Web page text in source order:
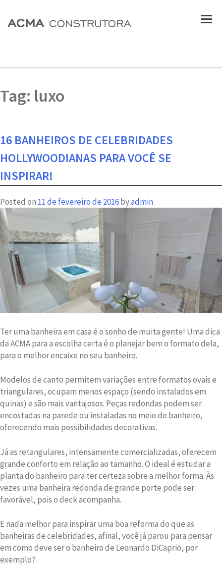
Tag: luxo
16 BANHEIROS DE CELEBRIDADES
HOLLYWOODIANAS PARA VOCÊ SE
INSPIRAR!
Posted on 11 de fevereiro de 2016byadmin
Ter uma banheira em casa é o sonho de muita gente! Uma dica
da ACMA para a escolha certa é o planejar bem o formato dela,
para o melhor encaixe no seu banheiro.
Modelos de canto permitem variações entre formatos ovais e
triangulares, ocupam menos espaço (sendo instalados em
quinas) e são mais vantajosos. Peças redondas podem ser
encostadas na parede ou instaladas no meio do banheiro,
oferecendo mais possibilidades decorativas.
Já as retangulares, intensamente comercializadas, oferecem
grande conforto em relação ao tamanho. O ideal é estudar a
planta do banheiro para ter certeza sobre a melhor forma. Às
vezes uma banheira redonda de grande porte pode ser
favorável, pois o deck acompanha.
E nada melhor para inspirar uma boa reforma do que as
banheiras de celebridades, afinal, você já parou para pensar
em como deve ser o banheiro de Leonardo DiCaprio, por
exemplo?